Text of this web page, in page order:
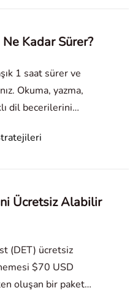
Kadar Sürer?
1 saat sürer ve
Okuma, yazma,
dil becerilerini
istediğiniz zaman
Ücretsiz Alabilir
(DET) ücretsiz
$70 USD
oluşan bir paket